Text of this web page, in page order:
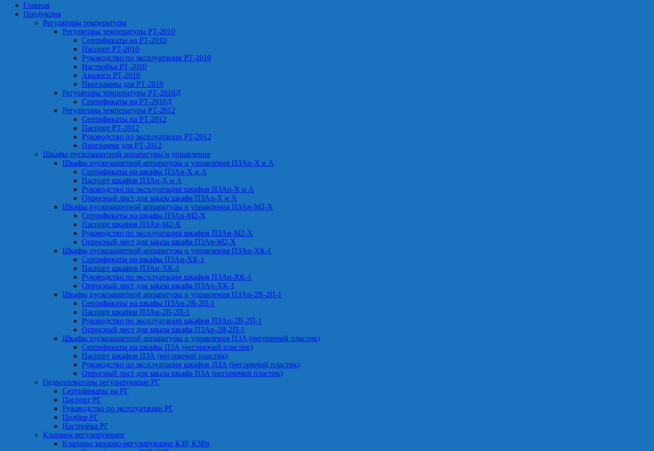
Главная
Продукция
Регуляторы температуры
Регуляторы температуры РТ-2010
Сертификаты на РТ-2010
Паспорт РТ-2010
Руководство по эксплуатации РТ-2010
Настройка РТ-2010
Аналоги РТ-2010
Программы для РТ-2010
Регуляторы температуры РТ-2010Д
Сертификаты на РТ-2010Д
Регуляторы температуры РТ-2012
Сертификаты на РТ-2012
Паспорт РТ-2012
Руководство по эксплуатации РТ-2012
Программа для РТ-2012
Шкафы пускозащитной аппаратуры и управления
Шкафы пускозащитной аппаратуры и управления ПЗАн-Х и А
Сертификаты на шкафы ПЗАн-Х и А
Паспорт шкафов ПЗАн-Х и А
Руководство по эксплуатации шкафов ПЗАн-Х и А
Опросный лист для заказа шкафа ПЗАн-Х и А
Шкафы пускозащитной аппаратуры и управления ПЗАн-М2-Х
Сертификаты на шкафы ПЗАн-М2-Х
Паспорт шкафов ПЗАн-М2-Х
Руководство по эксплуатации шкафов ПЗАн-М2-Х
Опросный лист для заказа шкафа ПЗАн-М2-Х
Шкафы пускозащитной аппаратуры и управления ПЗАн-ХК-1
Сертификаты на шкафы ПЗАн-ХК-1
Паспорт шкафов ПЗАн-ХК-1
Руководство по эксплуатации шкафов ПЗАн-ХК-1
Опросный лист для заказа шкафа ПЗАн-ХК-1
Шкафы пускозащитной аппаратуры и управления ПЗАн-2В-2П-1
Сертификаты на шкафы ПЗАн-2В-2П-1
Паспорт шкафов ПЗАн-2В-2П-1
Руководство по эксплуатации шкафов ПЗАн-2В-2П-1
Опросный лист для заказа шкафа ПЗАн-2В-2П-1
Шкафы пускозащитной аппаратуры и управления ПЗА (негорючий пластик)
Сертификаты на шкафы ПЗА (негорючий пластик)
Паспорт шкафов ПЗА (негорючий пластик)
Руководство по эксплуатации шкафов ПЗА (негорючий пластик)
Опросный лист для заказа шкафа ПЗА (негорючий пластик)
Гидроэлеваторы регулирующие РГ
Сертификаты на РГ
Паспорт РГ
Руководство по эксплуатации РГ
Подбор РГ
Настройка РГ
Клапаны регулирующие
Клапаны запорно-регулирующие КЗР, КЗРр